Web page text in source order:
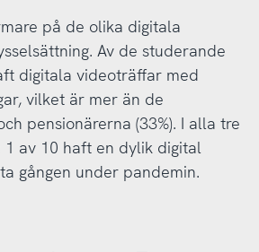
på de olika digitala
Av de studerande
digitala videoträffar med
vilket är mer än de
pensionärerna (33%). I alla tre
av 10 haft en dylik digital
gången under pandemin.